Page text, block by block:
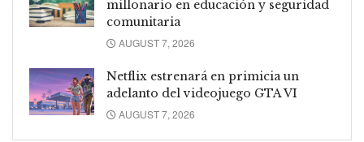
millonario en educación y seguridad
comunitaria
AUGUST 7, 2026
Netflix estrenará en primicia un
adelanto del videojuego GTA VI
AUGUST 7, 2026